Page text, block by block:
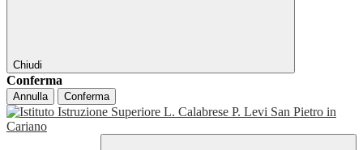
Chiudi
Conferma
Annulla Conferma